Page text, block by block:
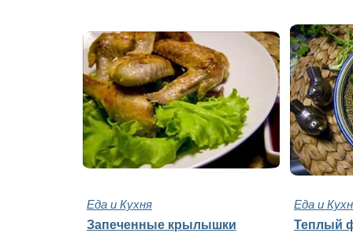
Еда и Кухня Еда и
Запеченные крылышки
Теплый